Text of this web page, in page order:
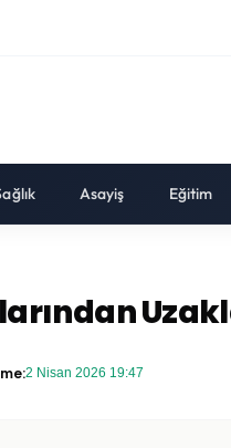
Asayiş Eğitim
2 Nisan 2026 19:47